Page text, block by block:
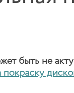
быть не